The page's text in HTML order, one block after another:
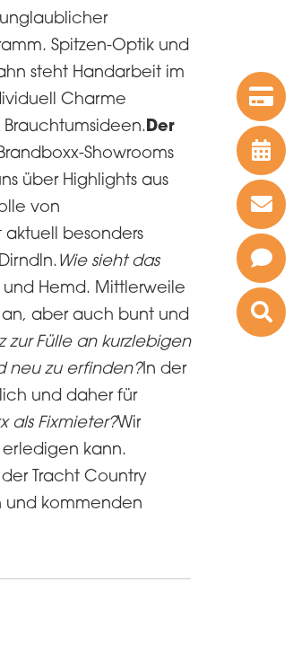
Spitzen-Optik und
steht Handarbeit im
Charme
Brauchtumsideen.Der
Showrooms
über Highlights aus
von
aktuell besonders
Wie sieht das
und Hemd. Mittlerweile
an, aber auch bunt und
Fülle an kurzlebigen
neu zu erfinden?In der
und daher für
als Fixmieter?Wir
kann.
Tracht Country
und kommenden